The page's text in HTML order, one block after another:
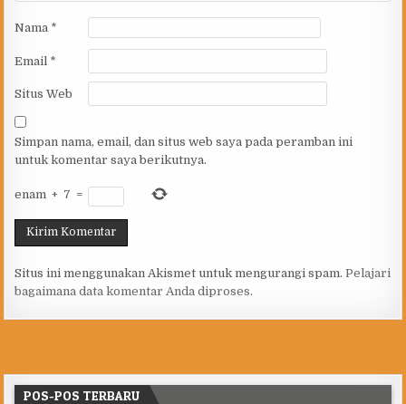
Nama *
Email *
Situs Web
Simpan nama, email, dan situs web saya pada peramban ini
untuk komentar saya berikutnya.
enam + 7 =
Situs ini menggunakan Akismet untuk mengurangi spam.Pelajari
bagaimana data komentar Anda diproses.
POS-POS TERBARU